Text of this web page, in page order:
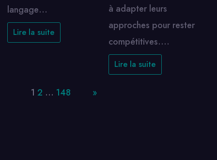
langage…
Lire la suite
à adapter leurs
approches pour rester
compétitives.…
Lire la suite
1 2 … 148 »